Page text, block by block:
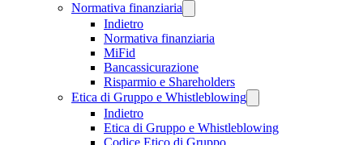
Normativa finanziaria
Indietro
Normativa finanziaria
MiFid
Bancassicurazione
Risparmio e Shareholders
Etica di Gruppo e Whistleblowing
Indietro
Etica di Gruppo e Whistleblowing
Codice Etico di Gruppo